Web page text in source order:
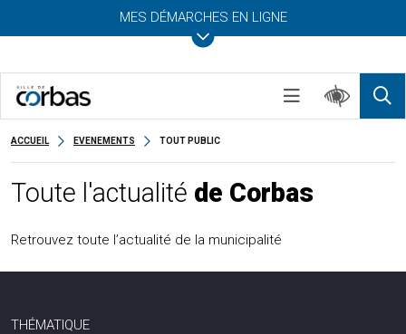
MES DÉMARCHES EN LIGNE
ACCUEIL EVENEMENTS TOUT PUBLIC
Toute l'actualité de Corbas
Retrouvez toute l’actualité de la municipalité
THÉMATIQUE